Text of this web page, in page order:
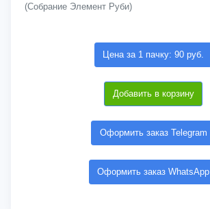
(Собрание Элемент Руби)
Цена за 1 пачку: 90 руб.
Добавить в корзину
Оформить заказ Telegram
Оформить заказ WhatsApp